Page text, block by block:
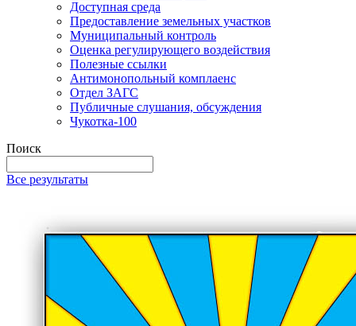
Доступная среда
Предоставление земельных участков
Муниципальный контроль
Оценка регулирующего воздействия
Полезные ссылки
Антимонопольный комплаенс
Отдел ЗАГС
Публичные слушания, обсуждения
Чукотка-100
Поиск
Все результаты